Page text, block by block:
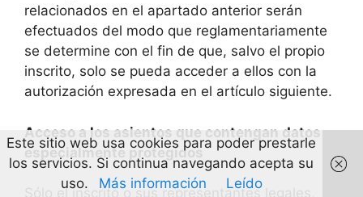
relacionados en el apartado anterior serán
efectuados del modo que reglamentariamente
se determine con el fin de que, salvo el propio
inscrito, solo se pueda acceder a ellos con la
autorización expresada en el artículo siguiente.
Acceso a los asientos que contengan datos
especialmente protegidos
Sólo el inscrito o sus representantes legales,
Este sitio web usa cookies para poder prestarle
los servicios. Si continua navegando acepta su
uso.
Más información Leído